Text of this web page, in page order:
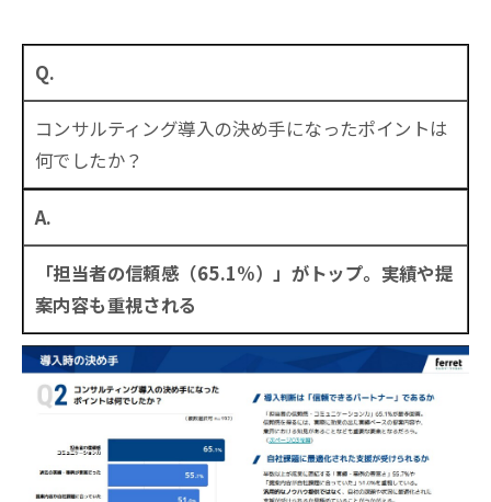
Q.
コンサルティング導入の決め手になったポイントは
何でしたか？
A.
「担当者の信頼感（65.1%）」がトップ。実績や提
案内容も重視される